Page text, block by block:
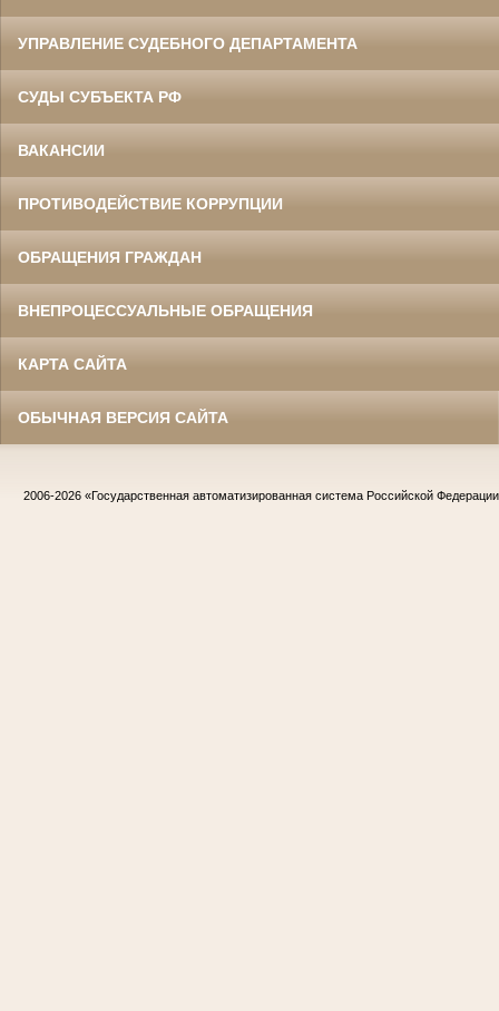
УПРАВЛЕНИЕ СУДЕБНОГО ДЕПАРТАМЕНТА
СУДЫ СУБЪЕКТА РФ
ВАКАНСИИ
ПРОТИВОДЕЙСТВИЕ КОРРУПЦИИ
ОБРАЩЕНИЯ ГРАЖДАН
ВНЕПРОЦЕССУАЛЬНЫЕ ОБРАЩЕНИЯ
КАРТА САЙТА
ОБЫЧНАЯ ВЕРСИЯ САЙТА
2006-2026 «Государственная автоматизированная система Российской